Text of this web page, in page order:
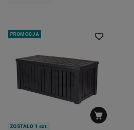
PROMOCJA
ZOSTAŁO 1 szt.